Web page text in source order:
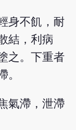
身不飢，耐
結，利病
之。下重者
。
氣滯，泄滯